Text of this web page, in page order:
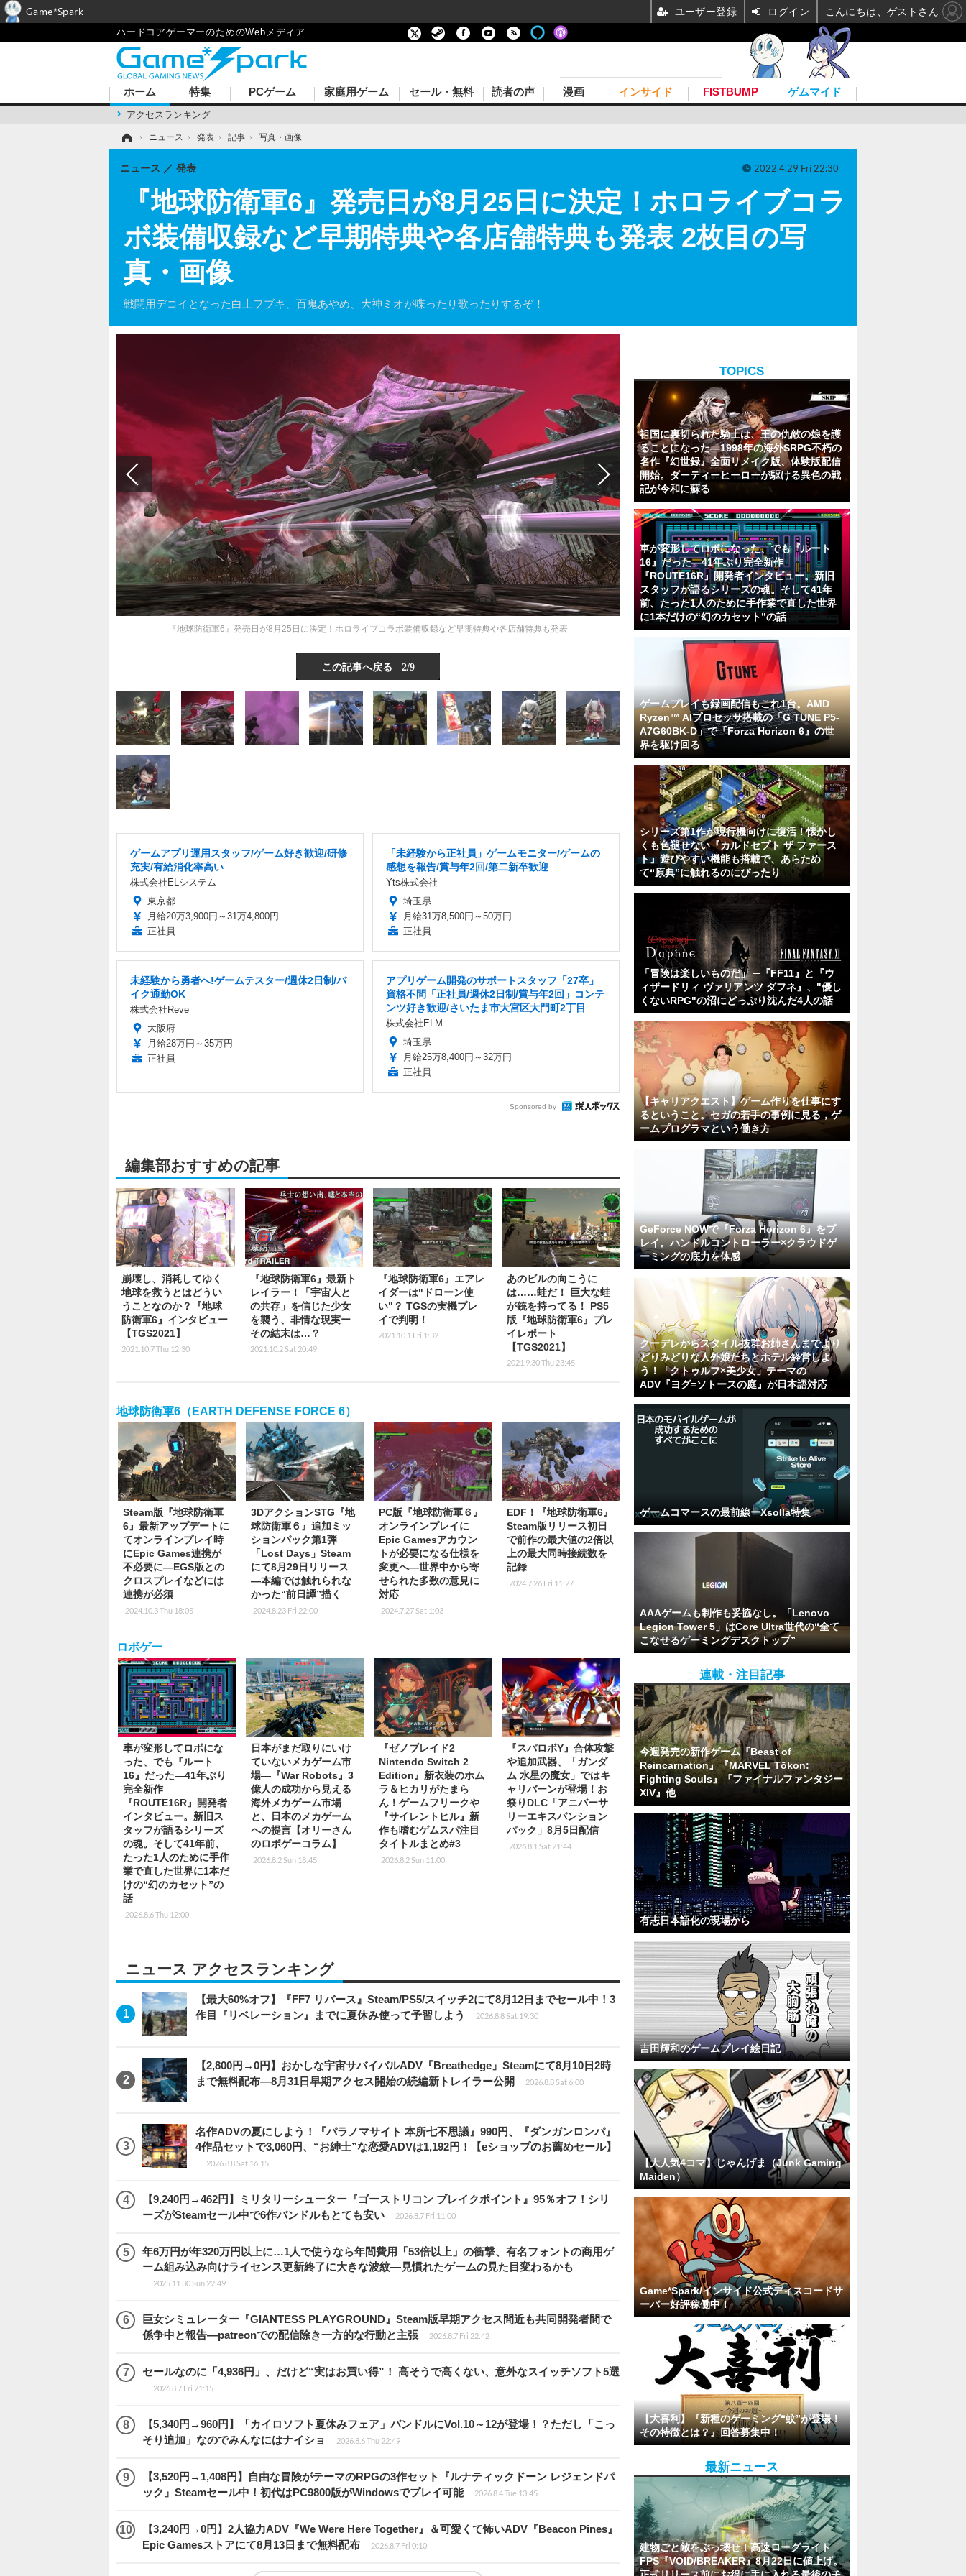
ハードコアゲーマーのためのWebメディア
ホーム
アクセスランキング
特集 PCゲーム 家庭用ゲーム セール・無料 読者の声 漫画 インサイド FISTBUMP ゲムマイド
› ニュース › 発表 › 記事 › 写真・画像
『地球防衛軍6』発売日が8月25日に決定！ホロライブコラ
ボ装備収録など早期特典や各店舗特典も発表 2枚目の写
真・画像
戦闘用デコイとなった白上フブキ、百鬼あやめ、大神ミオが喋ったり歌ったりするぞ！
ニュース 発表 2022.4.29 Fri 22:30
『地球防衛軍6』発売日が8月25日に決定！ホロライブコラボ装備収録など早期特典や各店舗特典も発表
この記事へ戻る 2/9
ゲームアプリ運用スタッフ/ゲーム好き歓迎/研修
充実/有給消化率高い
株式会社ELシステム
東京都
月給20万3,900円～31万4,800円
正社員
「未経験から正社員」ゲームモニター/ゲームの
感想を報告/賞与年2回/第二新卒歓迎
Yts株式会社
埼玉県
月給31万8,500円～50万円
正社員
未経験から勇者へ!ゲームテスター/週休2日制/バ
イク通勤OK
株式会社Reve
大阪府
月給28万円～35万円
正社員
アプリゲーム開発のサポートスタッフ「27卒」
資格不問「正社員/週休2日制/賞与年2回」コンテ
ンツ好き歓迎/さいたま市大宮区大門町2丁目
株式会社ELM
埼玉県
月給25万8,400円～32万円
正社員
Sponsored by
編集部おすすめの記事
崩壊し、消耗してゆく
地球を救うとはどうい
うことなのか？『地球
防衛軍6』インタビュー
【TGS2021】
2021.10.7 Thu 12:30
『地球防衛軍6』最新ト
レイラー！「宇宙人と
の共存」を信じた少女
を襲う、非情な現実ー
その結末は…？
2021.10.2 Sat 20:49
『地球防衛軍6』エアレ
イダーは"ドローン使
い"？ TGSの実機プレ
イで判明！
2021.10.1 Fri 1:32
あのビルの向こうに
は……蛙だ！ 巨大な蛙
が銃を持ってる！ PS5
版『地球防衛軍6』プレ
イレポート
【TGS2021】
2021.9.30 Thu 23:45
地球防衛軍6（EARTH DEFENSE FORCE 6）
Steam版『地球防衛軍
6』最新アップデートに
てオンラインプレイ時
にEpic Games連携が
不必要に―EGS版との
クロスプレイなどには
連携が必須
2024.10.3 Thu 18:05
3DアクションSTG『地
球防衛軍６』追加ミッ
ションパック第1弾
「Lost Days」Steam
にて8月29日リリース
―本編では触れられな
かった“前日譚”描く
2024.8.23 Fri 22:00
PC版『地球防衛軍６』
オンラインプレイに
Epic Gamesアカウン
トが必要になる仕様を
変更へ―世界中から寄
せられた多数の意見に
対応
2024.7.27 Sat 1:03
EDF！『地球防衛軍6』
Steam版リリース初日
で前作の最大値の2倍以
上の最大同時接続数を
記録
2024.7.26 Fri 11:27
ロボゲー
車が変形してロボにな
った、でも『ルート
16』だった―41年ぶり
完全新作
『ROUTE16R』開発者
インタビュー。新旧ス
タッフが語るシリーズ
の魂。そして41年前、
たった1人のために手作
業で直した世界に1本だ
けの“幻のカセット”の
話
2026.8.6 Thu 12:00
日本がまだ取りにいけ
ていないメカゲーム市
場―『War Robots』3
億人の成功から見える
海外メカゲーム市場
と、日本のメカゲーム
への提言【オリーさん
のロボゲーコラム】
2026.8.2 Sun 18:45
『ゼノブレイド2
Nintendo Switch 2
Edition』新衣装のホム
ラ＆ヒカリがたまら
ん！ゲームフリークや
『サイレントヒル』新
作も嗜むゲムスパ注目
タイトルまとめ#3
2026.8.2 Sun 11:00
『スパロボY』合体攻撃
や追加武器、「ガンダ
ム 水星の魔女」ではキ
ャリバーンが登場！お
祭りDLC「アニバーサ
リーエキスパンション
パック」8月5日配信
2026.8.1 Sat 21:44
ニュース アクセスランキング
【最大60%オフ】『FF7 リバース』Steam/PS5/スイッチ2にて8月12日までセール中！3
作目『リベレーション』までに夏休み使って予習しよう
2026.8.8 Sat 19:30
【2,800円→0円】おかしな宇宙サバイバルADV『Breathedge』Steamにて8月10日2時
まで無料配布―8月31日早期アクセス開始の続編新トレイラー公開
2026.8.8 Sat 6:00
名作ADVの夏にしよう！『パラノマサイト 本所七不思議』990円、『ダンガンロンパ』
4作品セットで3,060円、“お紳士”な恋愛ADVは1,192円！【eショップのお薦めセール】
2026.8.8 Sat 16:15
【9,240円→462円】ミリタリーシューター『ゴーストリコン ブレイクポイント』95％オフ！シリ
ーズがSteamセール中で6作バンドルもとても安い
2026.8.7 Fri 11:00
年6万円が年320万円以上に…1人で使うなら年間費用「53倍以上」の衝撃、有名フォントの商用ゲ
ーム組み込み向けライセンス更新終了に大きな波紋―見慣れたゲームの見た目変わるかも
2025.11.30 Sun 22:49
巨女シミュレーター『GIANTESS PLAYGROUND』Steam版早期アクセス間近も共同開発者間で
係争中と報告―patreonでの配信除き一方的な行動と主張
2026.8.7 Fri 22:42
セールなのに「4,936円」、だけど“実はお買い得”！ 高そうで高くない、意外なスイッチソフト5選
2026.8.7 Fri 21:15
【5,340円→960円】「カイロソフト夏休みフェア」バンドルにVol.10～12が登場！？ただし「こっ
そり追加」なのでみんなにはナイショ
2026.8.6 Thu 22:49
【3,520円→1,408円】自由な冒険がテーマのRPGの3作セット『ルナティックドーン レジェンドパ
ック』Steamセール中！初代はPC9800版がWindowsでプレイ可能
2026.8.4 Tue 13:45
【3,240円→0円】2人協力ADV『We Were Here Together』＆可愛くて怖いADV『Beacon Pines』
Epic Gamesストアにて8月13日まで無料配布
2026.8.7 Fri 0:10
TOPICS
祖国に裏切られた騎士は、王の仇敵の娘を護
ることになった―1998年の海外SRPG不朽の
名作『幻世録』全面リメイク版、体験版配信
開始。ダーティーヒーローが駆ける異色の戦
記が令和に蘇る
車が変形してロボになった、でも『ルート
16』だった―41年ぶり完全新作
『ROUTE16R』開発者インタビュー。新旧
スタッフが語るシリーズの魂。そして41年
前、たった1人のために手作業で直した世界
に1本だけの“幻のカセット”の話
ゲームプレイも録画配信もこれ1台。AMD
Ryzen™ AIプロセッサ搭載の「G TUNE P5-
A7G60BK-D」で『Forza Horizon 6』の世
界を駆け回る
シリーズ第1作が現行機向けに復活！懐かし
くも色褪せない『カルドセプト ザ ファース
ト』遊びやすい機能も搭載で、あらため
て“原典”に触れるのにぴったり
「冒険は楽しいものだ」 ─『FF11』と『ウ
ィザードリィ ヴァリアンツ ダフネ』、"優し
くないRPG"の沼にどっぷり沈んだ4人の話
【キャリアクエスト】ゲーム作りを仕事にす
るということ。セガの若手の事例に見る，ゲ
ームプログラマという働き方
GeForce NOWで『Forza Horizon 6』をプ
レイ。ハンドルコントローラー×クラウドゲ
ーミングの底力を体感
クーデレからスタイル抜群お姉さんまでより
どりみどりな人外娘たちとホテル経営しよ
う！「クトゥルフ×美少女」テーマの
ADV『ヨグ=ソトースの庭』が日本語対応
ゲームコマースの最前線ーXsolla特集
AAAゲームも制作も妥協なし。「Lenovo
Legion Tower 5」はCore Ultra世代の“全て
こなせるゲーミングデスクトップ”
連載・注目記事
今週発売の新作ゲーム『Beast of
Reincarnation』『MARVEL Tōkon:
Fighting Souls』『ファイナルファンタジー
XIV』他
有志日本語化の現場から
吉田輝和のゲームプレイ絵日記
【大人気4コマ】じゃんげま（Junk Gaming
Maiden）
Game*Spark/インサイド公式ディスコードサ
ーバー好評稼働中！
【大喜利】『新種のゲーミング“蚊”が登場！
その特徴とは？』回答募集中！
最新ニュース
建物ごと敵をぶっ壊せ！高速ローグライト
FPS『VOID/BREAKER』8月22日に値上げ。
Game*Spark ユーザー登録 ログイン こんにちは、ゲストさん